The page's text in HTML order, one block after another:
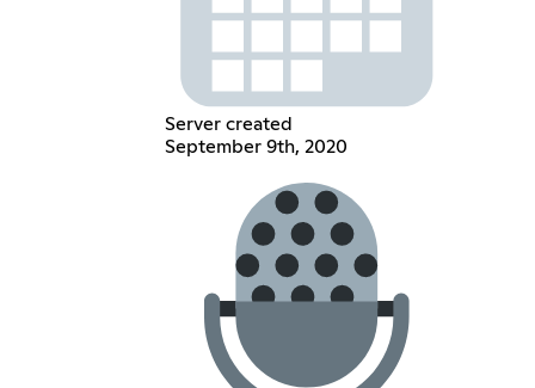
Server created
September 9th, 2020